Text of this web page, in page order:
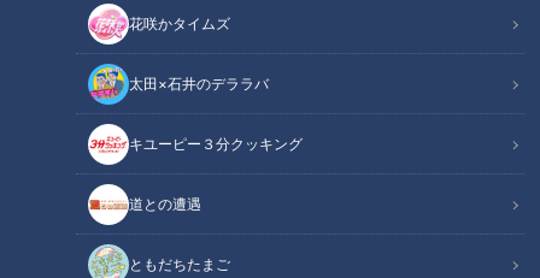
花咲かタイムズ
太田×石井のデララバ
キユーピー３分クッキング
道との遭遇
ともだちたまご
チャント！
いただきます！ほぼ地元だけ愛されFOOD